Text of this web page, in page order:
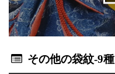
その他の袋紋-9種